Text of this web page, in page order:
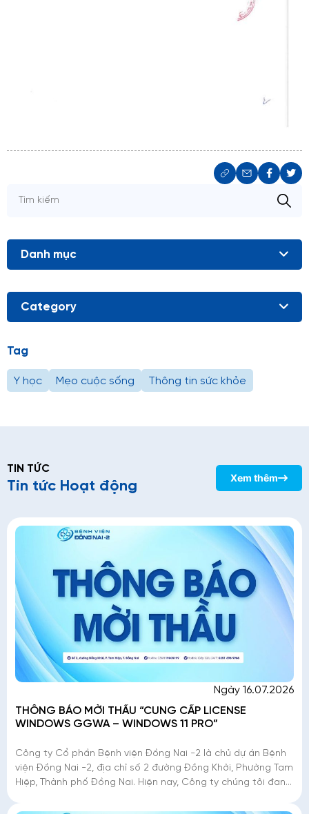
Danh mục
Category
Tag
Y học Mẹo cuộc sống Thông tin sức khỏe
TIN TỨC
Tin tức Hoạt động
Xem thêm
Ngày 16.07.2026
THÔNG BÁO MỜI THẦU “CUNG CẤP LICENSE
WINDOWS GGWA – WINDOWS 11 PRO”
Công ty Cổ phần Bệnh viện Đồng Nai -2 là chủ dự án Bệnh
viện Đồng Nai -2, địa chỉ số 2 đường Đồng Khởi, Phường Tam
Hiệp, Thành phố Đồng Nai. Hiện nay, Công ty chúng tôi đang